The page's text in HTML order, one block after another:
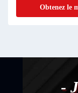
Obtenez
-